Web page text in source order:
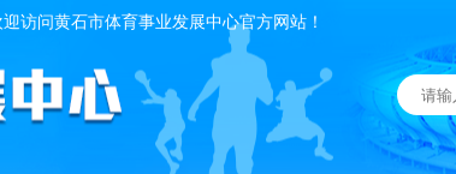
迎访问黄石市体育事业发展中心官方网站！